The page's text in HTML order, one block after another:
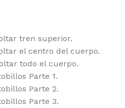
tren superior.
el centro del cuerpo.
todo el cuerpo.
Parte 1.
Parte 2.
Parte 3.